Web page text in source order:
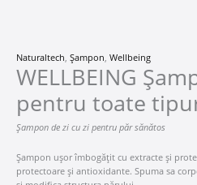
Naturaltech Șampon Wellbeing
WELLBEING
pentru toate
Șampon de zi cu zi pentru păr sănătos
Șampon ușor îmbogățit cu extracte și
protectoare și antioxidante. Spuma sa